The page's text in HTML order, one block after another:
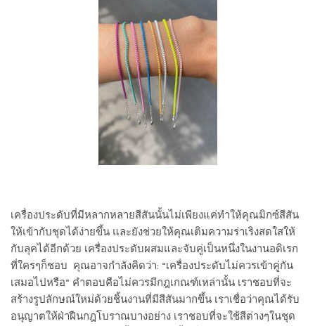
เครื่องประดับที่มีหลากหลายสีสันนั้นไม่เพียงแค่ทำให้คุณมิกซ์สีสัน
ให้เข้ากับชุดได้ง่ายขึ้น และยังช่วยให้คุณเติมความร่าเริงสดใสให้
กับลุคได้อีกด้วย เครื่องประดับผสมและจับคู่เป็นหนึ่งในงานอดิเรก
ที่ใครๆก็ชอบ คุณอาจกำลังคิดว่า: “เครื่องประดับไม่ควรเข้าคู่กัน
เสมอไปหรือ” คำตอบคือไม่ควรมีกฎเกณฑ์เหล่านั้น เราชอบที่จะ
สร้างรูปลักษณ์ใหม่ด้วยชิ้นงานที่มีสีสันมากขึ้น เราเชื่อว่าคุณได้รับ
อนุญาตให้ฝ่าฝืนกฎโบราณบางอย่าง เราชอบที่จะใช้สีต่างๆในชุด